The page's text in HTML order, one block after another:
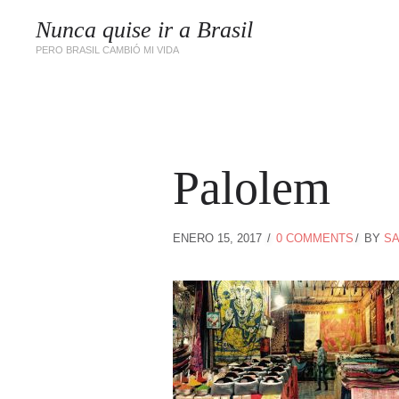
Nunca quise ir a Brasil
PERO BRASIL CAMBIÓ MI VIDA
Palolem
ENERO 15, 2017 0 COMMENTS BY